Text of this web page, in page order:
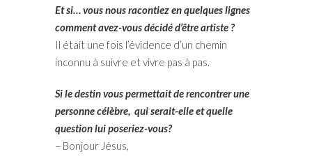
Et si… vous nous racontiez en quelques lignes
comment avez-vous décidé d’être artiste ?
Il était une fois l’évidence d’un chemin
inconnu à suivre et vivre pas à pas.
Si le destin vous permettait de rencontrer une
personne célèbre, qui serait-elle et quelle
question lui poseriez-vous?
– Bonjour Jésus,